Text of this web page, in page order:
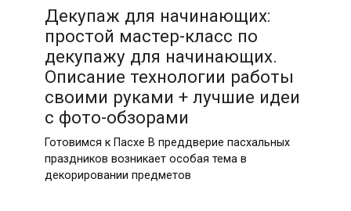
Декупаж для начинающих:
простой мастер-класс по
декупажу для начинающих.
Описание технологии работы
своими руками + лучшие идеи
с фото-обзорами
Готовимся к Пасхе В преддверие пасхальных
праздников возникает особая тема в
декорировании предметов